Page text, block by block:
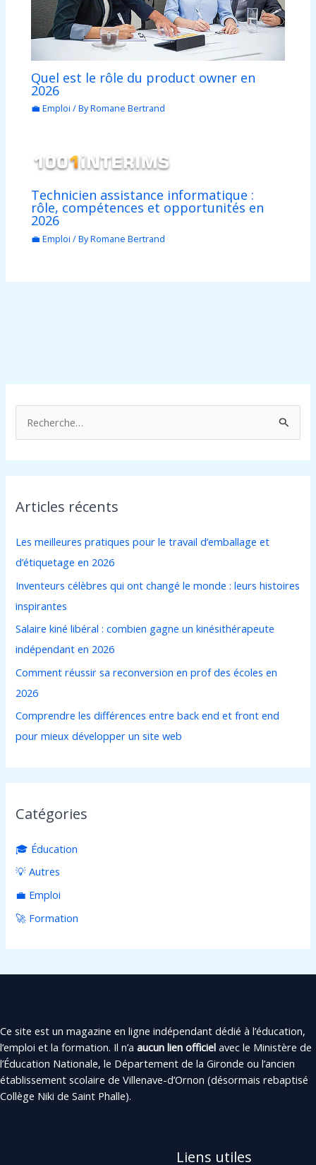
Quel est le rôle du product owner en
2026
💼 Emploi / ByRomane Bertrand
Technicien assistance informatique :
rôle, compétences et opportunités en
2026
💼 Emploi / ByRomane Bertrand
e
c
e
c
h
e
r
:
Articles récents
Les meilleures pratiques pour le travail d’emballage et
d’étiquetage en 2026
Inventeurs célèbres qui ont changé le monde : leurs histoires
inspirantes
Salaire kiné libéral : combien gagne un kinésithérapeute
indépendant en 2026
Comment réussir sa reconversion en prof des écoles en
2026
Comprendre les différences entre back end et front end
pour mieux développer un site web
Catégories
🎓 Éducation
💡 Autres
💼 Emploi
🚀 Formation
Ce site est un magazine en ligne indépendant dédié à l’éducation,
l’emploi et la formation. Il n’a aucun lien officiel avec le Ministère de
l’Éducation Nationale, le Département de la Gironde ou l’ancien
établissement scolaire de Villenave-d’Ornon (désormais rebaptisé
Collège Niki de Saint Phalle).
Liens utiles